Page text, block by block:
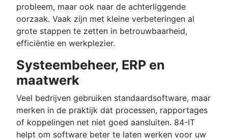
probleem, maar ook naar de achterliggende
oorzaak. Vaak zijn met kleine verbeteringen al
grote stappen te zetten in betrouwbaarheid,
efficiëntie en werkplezier.
Systeembeheer, ERP en
maatwerk
Veel bedrijven gebruiken standaardsoftware, maar
merken in de praktijk dat processen, rapportages
of koppelingen net niet goed aansluiten. 84-IT
helpt om software beter te laten werken voor uw